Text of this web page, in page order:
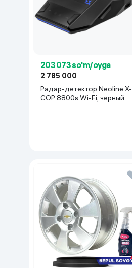
203 073 so'm/oyga
2 785 000
Радар-детектор Neoline X-
COP 8800s Wi-Fi, черный